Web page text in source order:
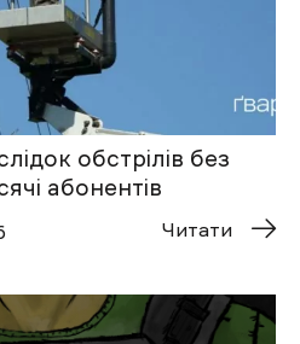
обстрілів без
абонентів
Читати